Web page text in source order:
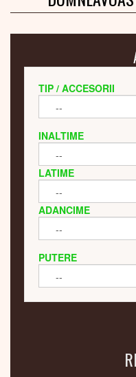
TIP / ACCESORII
INALTIME
LATIME
ADANCIME
PUTERE